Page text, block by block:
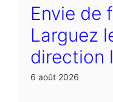
Envie de
Larguez
direction
6 août 2026